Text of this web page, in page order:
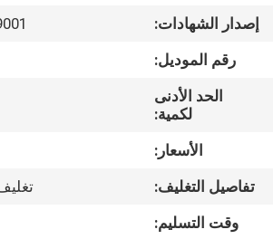
عرض
الواقع
الافتراضي
معلومات
عنا
إصدار الشهادات:
رقم الموديل:
الحد الأدنى
لكمية:
الأسعار:
تفاصيل التغليف:
وقت التسليم: